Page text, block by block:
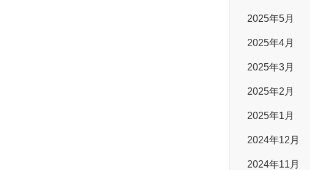
2025年5月
2025年4月
2025年3月
2025年2月
2025年1月
2024年12月
2024年11月